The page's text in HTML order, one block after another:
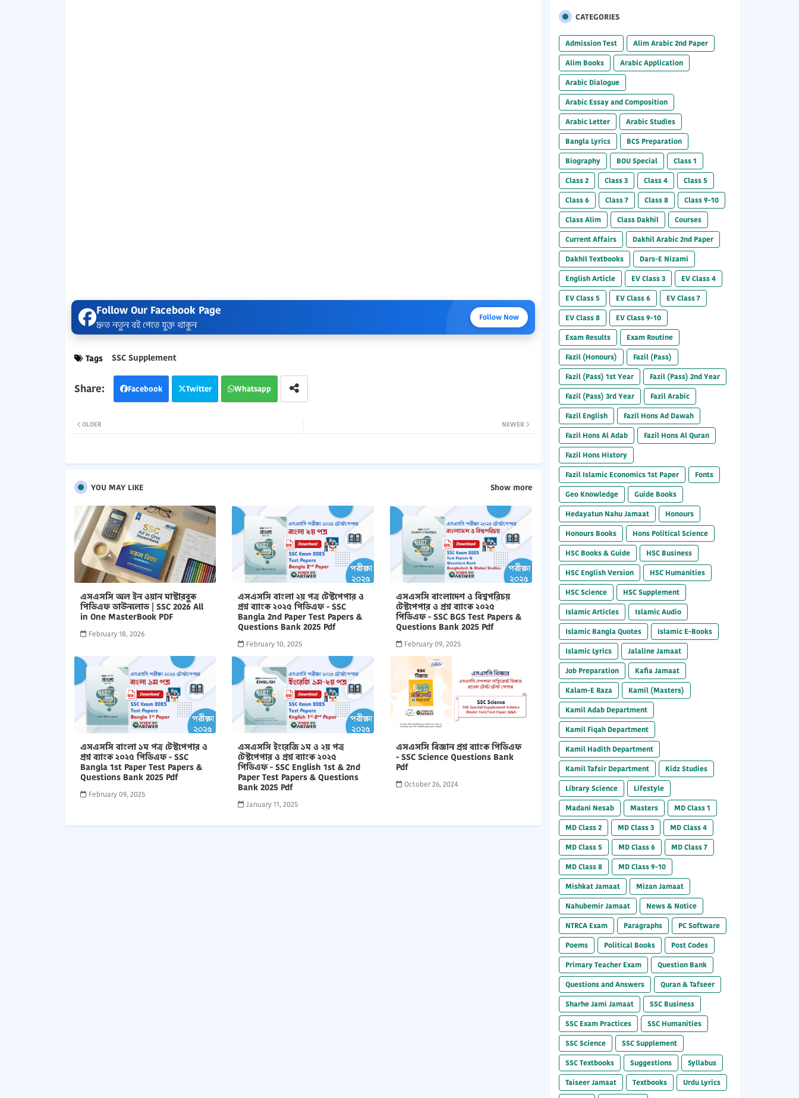
Follow Our Facebook Page
দ্রুত নতুন বই পেতে যুক্ত থাকুন
Follow Now
Tags SSC Supplement
Facebook Twitter Whatsapp
NEWER
OLDER
YOU MAY LIKE Show more
এসএসসি অল ইন ওয়ান মাস্টারবুক
পিডিএফ ডাউনলোড | SSC 2026 All
in One MasterBook PDF
February 18, 2026
এসএসসি বাংলা ২য় পত্র টেস্টপেপার ও
প্রশ্ন ব্যাংক ২০২৫ পিডিএফ - SSC
Bangla 2nd Paper Test Papers &
Questions Bank 2025 Pdf
February 10, 2025
এসএসসি বাংলাদেশ ও বিশ্বপরিচয়
টেস্টপেপার ও প্রশ্ন ব্যাংক ২০২৫
পিডিএফ - SSC BGS Test Papers &
Questions Bank 2025 Pdf
February 09, 2025
এসএসসি বাংলা ১ম পত্র টেস্টপেপার ও
প্রশ্ন ব্যাংক ২০২৫ পিডিএফ - SSC
Bangla 1st Paper Test Papers &
Questions Bank 2025 Pdf
February 09, 2025
এসএসসি ইংরেজি ১ম ও ২য় পত্র
টেস্টপেপার ও প্রশ্ন ব্যাংক ২০২৫
পিডিএফ - SSC English 1st & 2nd
Paper Test Papers & Questions
Bank 2025 Pdf
January 11, 2025
এসএসসি বিজ্ঞান প্রশ্ন ব্যাংক পিডিএফ
- SSC Science Questions Bank
Pdf
October 26, 2024
CATEGORIES
Admission Test
Alim Arabic 2nd Paper
Alim Books
Arabic Application
Arabic Dialogue
Arabic Essay and Composition
Arabic Letter
Arabic Studies
Bangla Lyrics
BCS Preparation
Biography
BOU Special
Class 1
Class 2
Class 3 Class 4
Class 5
Class 6
Class 7 Class 8
Class 9-10
Class Alim
Class Dakhil
Courses
Current Affairs
Dakhil Arabic 2nd Paper
Dakhil Textbooks
Dars-E Nizami
English Article
EV Class 3
EV Class 4
EV Class 5
EV Class 6
EV Class 7
EV Class 8
EV Class 9-10
Exam Results
Exam Routine
Fazil (Honours)
Fazil (Pass)
Fazil (Pass) 1st Year
Fazil (Pass) 2nd Year
Fazil (Pass) 3rd Year
Fazil Arabic
Fazil English
Fazil Hons Ad Dawah
Fazil Hons Al Adab
Fazil Hons Al Quran
Fazil Hons History
Fazil Islamic Economics 1st Paper
Fonts
Geo Knowledge
Guide Books
Hedayatun Nahu Jamaat
Honours
Honours Books
Hons Political Science
HSC Books & Guide
HSC Business
HSC English Version
HSC Humanities
HSC Science
HSC Supplement
Islamic Articles
Islamic Audio
Islamic Bangla Quotes
Islamic E-Books
Islamic Lyrics
Jalaline Jamaat
Job Preparation
Kafia Jamaat
Kalam-E Raza
Kamil (Masters)
Kamil Adab Department
Kamil Fiqah Department
Kamil Hadith Department
Kamil Tafsir Department
Kidz Studies
Library Science
Lifestyle
Madani Nesab
Masters
MD Class 1
MD Class 2
MD Class 3
MD Class 4
MD Class 5
MD Class 6
MD Class 7
MD Class 8
MD Class 9-10
Mishkat Jamaat
Mizan Jamaat
Nahubemir Jamaat
News & Notice
NTRCA Exam
Paragraphs
PC Software
Poems
Political Books
Post Codes
Primary Teacher Exam
Question Bank
Questions and Answers
Quran & Tafseer
Sharhe Jami Jamaat
SSC Business
SSC Exam Practices
SSC Humanities
SSC Science
SSC Supplement
SSC Textbooks
Suggestions
Syllabus
Taiseer Jamaat
Textbooks
Urdu Lyrics